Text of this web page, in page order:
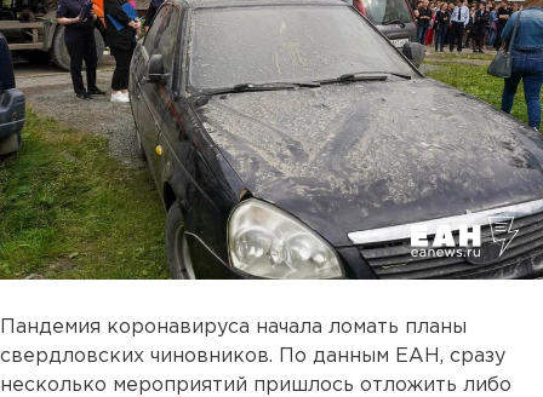
Пандемия коронавируса начала ломать планы
свердловских чиновников. По данным ЕАН, сразу
несколько мероприятий пришлось отложить либо